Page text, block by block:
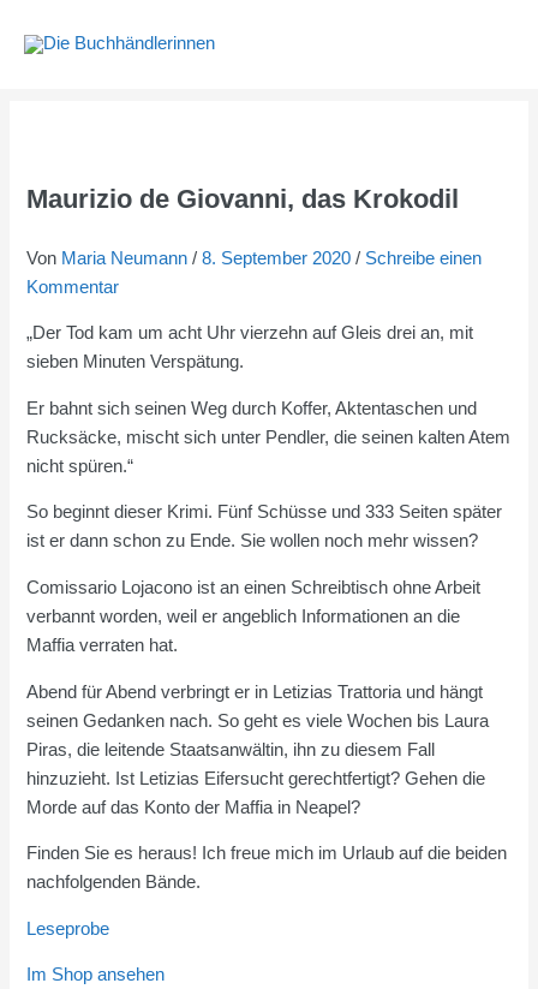
Inhalt
Maurizio de Giovanni, das Krokodil
Von Maria Neumann/8. September 2020/ Schreibe einen
Kommentar
„Der Tod kam um acht Uhr vierzehn auf Gleis drei an, mit
sieben Minuten Verspätung.
Er bahnt sich seinen Weg durch Koffer, Aktentaschen und
Rucksäcke, mischt sich unter Pendler, die seinen kalten Atem
nicht spüren.“
So beginnt dieser Krimi. Fünf Schüsse und 333 Seiten später
ist er dann schon zu Ende. Sie wollen noch mehr wissen?
Comissario Lojacono ist an einen Schreibtisch ohne Arbeit
verbannt worden, weil er angeblich Informationen an die
Maffia verraten hat.
Abend für Abend verbringt er in Letizias Trattoria und hängt
seinen Gedanken nach. So geht es viele Wochen bis Laura
Piras, die leitende Staatsanwältin, ihn zu diesem Fall
hinzuzieht. Ist Letizias Eifersucht gerechtfertigt? Gehen die
Morde auf das Konto der Maffia in Neapel?
Finden Sie es heraus! Ich freue mich im Urlaub auf die beiden
nachfolgenden Bände.
Leseprobe
Im Shop ansehen